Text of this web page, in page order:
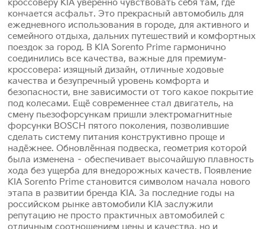
кроссоверу KIA уверенно чувствовать себя там, где
кончается асфальт. Это прекрасный автомобиль для
ежедневного использования в городе, для активного и
семейного отдыха, дальних путешествий и комфортных
поездок за город. В KIA Sorento Prime гармонично
соединились все качества, важные для премиум-
кроссовера: изящный дизайн, отличные ходовые
качества и безупречный уровень комфорта и
безопасности, вне зависимости от того какое покрытие
под колесами. Ещё современнее стал двигатель, на
смену пьезофорсункам пришли электромагнитные
форсунки BOSCH пятого поколения, позволившие
сделать систему питания конструктивно проще и
надёжнее. Обновлённая подвеска, геометрия которой
была изменена – обеспечивает высочайшую плавность
хода без ущерба для внедорожных качеств. Появление
KIA Sorento Prime становится символом начала нового
этапа в развитии бренда KIA. За последние годы на
российском рынке автомобили KIA заслужили
репутацию не просто практичных автомобилей с